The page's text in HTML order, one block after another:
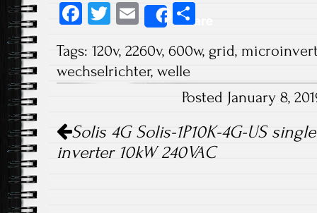
Fa
b
o
T
tt
er
E
m
ail
Share
re
Tags: 120v, 2260v, 600w, grid,
wechselrichter, welle
Posted January 8,
Post navigation
Solis 4G Solis-1P10K-4G-US
inverter 10kW 240VAC